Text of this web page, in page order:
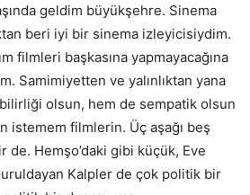
geldim büyükşehre. Sinema
beri iyi bir sinema izleyicisiydim.
filmleri başkasına yapmayacağına
Samimiyetten ve yalınlıktan yana
olsun, hem de sempatik olsun
istemem filmlerin. Üç aşağı beş
de. Hemşo’daki gibi küçük, Eve
Kalpler de çok politik bir